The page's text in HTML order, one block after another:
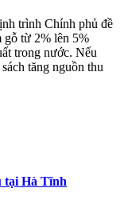
trình Chính phủ đề
gỗ từ 2% lên 5%
trong nước. Nếu
tăng nguồn thu
tại Hà Tĩnh